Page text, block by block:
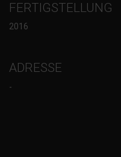
FERTIGSTELLUNG
2016
ADRESSE
-